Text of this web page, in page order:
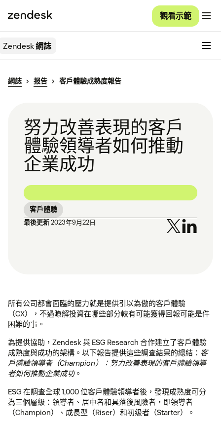
觀看示範
Zendesk網誌
網誌 报告 客戶體驗成熟度報告
努力改善表現的客戶
體驗領導者如何推動
企業成功
客戶體驗
最後更新2023年9月22日
所有公司都會面臨的壓力就是提供引以為傲的客戶體驗
（CX），不過瞭解投資在哪些部分較有可能獲得回報可能是件
困難的事。
為提供協助，Zendesk 與 ESG Research 合作建立了客戶體驗
成熟度與成功的架構。以下報告提供這些調查結果的總結： 客
戶體驗領導者（Champion）：努力改善表現的客戶體驗領導
者如何推動企業成功。
ESG 在調查全球 1,000 位客戶體驗領導者後，發現成熟度可分
為三個層級：領導者、居中者和具落後風險者，即領導者
（Champion）、成長型（Riser）和初级者（Starter）。